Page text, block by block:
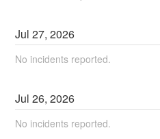
Jul27,2026
No incidents reported.
Jul26,2026
No incidents reported.